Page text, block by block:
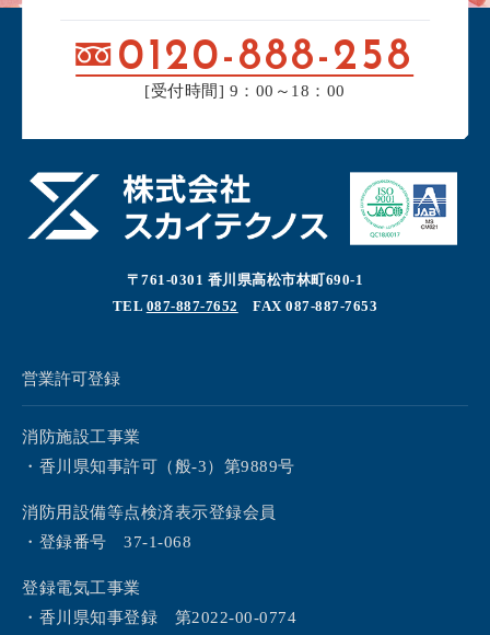
0120-888-258
[受付時間] 9：00～18：00
〒761-0301 香川県高松市林町690-1
TEL 087-887-7652 FAX 087-887-7653
営業許可登録
消防施設工事業
・香川県知事許可（般-3）第9889号
消防用設備等点検済表示登録会員
・登録番号 37-1-068
登録電気工事業
・香川県知事登録 第2022-00-0774